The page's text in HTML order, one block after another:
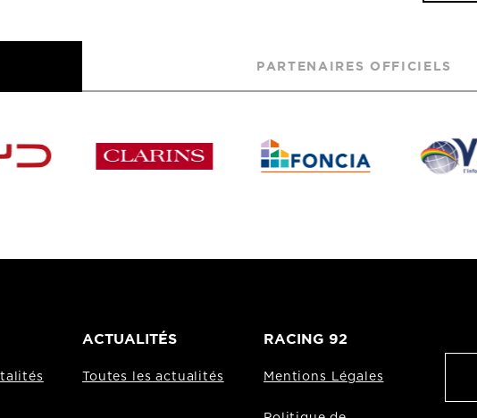
PARTENAIRES OFFICIELS
ACTUALITÉS
Toutes les actualités
RACING 92
Mentions Légales